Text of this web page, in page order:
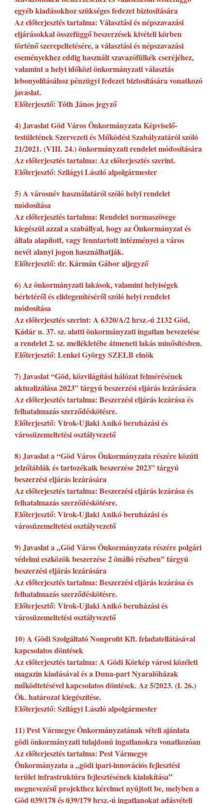
egyéb kiadásokhoz szükséges fedezet biztosítására
Az előterjesztés tartalma: Választási és népszavazási
eljárásokkal összefüggő beszerzések kivételi körben
történő szerepeltetésére, a választási és népszavazási
eseményekhez eddig használt szavazófülkék cseréjéhez,
valamint a helyi időközi önkormányzati választás
lebonyolításához pénzügyi fedezet biztosítására vonatkozó
javaslat.
Előterjesztő: Tóth János jegyző
4) Javaslat Göd Város Önkormányzata Képviselő-
testületének Szervezeti és Működési Szabályzatáról szóló
21/2021. (VIII. 24.) önkormányzati rendelet módosítására
Az előterjesztés tartalma: Az előterjesztés szerint.
Előterjesztő: Szilágyi László alpolgármester
5) A városnév használatáról szóló helyi rendelet
módosítása
Az előterjesztés tartalma: Rendelet normaszövege
kiegészül azzal a szabállyal, hogy az Önkormányzat és
általa alapított, vagy fenntartott intézményei a város
nevét alanyi jogon használhatják.
Előterjesztő: dr. Kármán Gábor aljegyző
6) Az önkormányzati lakások, valamint helyiségek
bérletéről és elidegenítéséről szóló helyi rendelet
módosítása
Az előterjesztés szerint: A 6320/A/2 hrsz.-ú 2132 Göd,
Kádár u. 37. sz. alatti önkormányzati ingatlan bevezetése
a rendelet 2. sz. mellékletébe átmeneti lakás minősítésben.
Előterjesztő: Lenkei György SZELB elnök
7) Javaslat “Göd, közvilágítási hálózat felmérésének
aktualizálása 2023” tárgyú beszerzési eljárás lezárására
Az előterjesztés tartalma: Beszerzési eljárás lezárása és
felhatalmazás szerződéskötésre.
Előterjesztő: Virok-Ujlaki Anikó beruházási és
városüzemeltetési osztályvezető
8) Javaslat a “Göd Város Önkormányzata részére közúti
jelzőtáblák és tartozékaik beszerzése 2023” tárgyú
beszerzési eljárás lezárására
Az előterjesztés tartalma: Beszerzési eljárás lezárása és
felhatalmazás szerződéskötésre.
Előterjesztő: Virok-Ujlaki Anikó beruházási és
városüzemeltetési osztályvezető
9) Javaslat a „Göd Város Önkormányzata részére polgári
védelmi eszközök beszerzése 2 önálló részben” tárgyú
beszerzési eljárás lezárására
Az előterjesztés tartalma: Beszerzési eljárás lezárása és
felhatalmazás szerződéskötésre.
Előterjesztő: Virok-Ujlaki Anikó beruházási és
városüzemeltetési osztályvezető
10) A Gödi Szolgáltató Nonprofit Kft. feladatellátásával
kapcsolatos döntések
Az előterjesztés tartalma: A Gödi Körkép városi közéleti
magazin kiadásával és a Duna-part Nyaralóházak
működtetésével kapcsolatos döntések. Az 5/2023. (I. 26.)
Ök. határozat kiegészítése.
Előterjesztő: Szilágyi László alpolgármester
11) Pest Vármegye Önkormányzatának vételi ajánlata
gödi önkormányzati tulajdonú ingatlanokra vonatkozóan
Az előterjesztés tartalma: Pest Vármegye
Önkormányzata a „gödi ipari-innovációs fejlesztési
terület infrastruktúra fejlesztésének kialakítása”
megnevezésű projekthez kérelmet nyújtott be, melyben a
Göd 039/178 és 039/179 hrsz.-ú ingatlanokat adásvételi